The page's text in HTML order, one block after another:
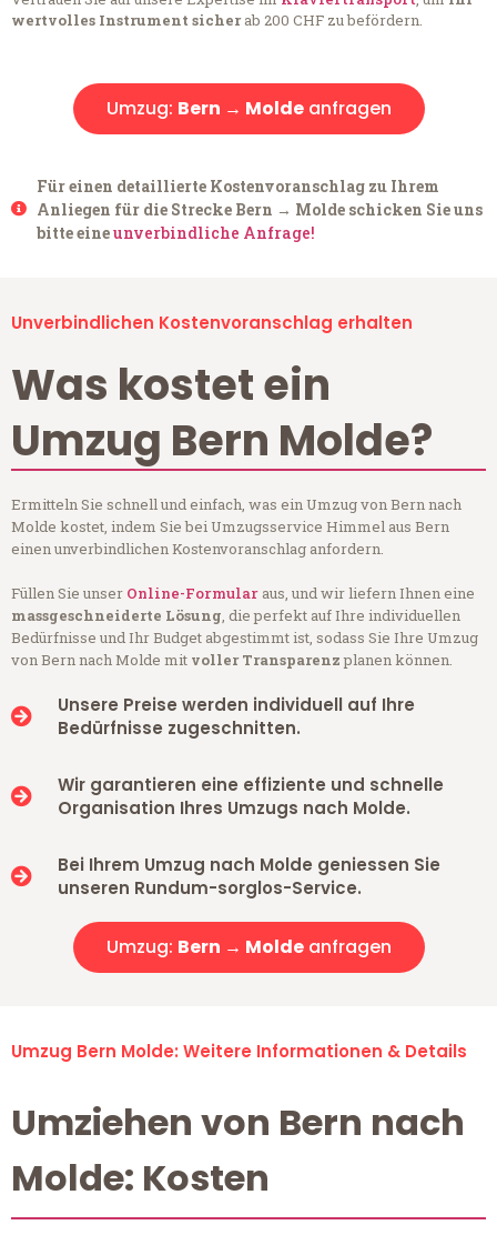
wertvolles Instrument sicherab 200 CHF zu befördern.
Umzug: Bern → Moldeanfragen
Für einen detaillierte Kostenvoranschlag zu Ihrem
Anliegen für die Strecke Bern → Molde schicken Sie uns
bitte eineunverbindliche Anfrage!
Unverbindlichen Kostenvoranschlag erhalten
Was kostet ein
Umzug Bern Molde?
Ermitteln Sie schnell und einfach, was ein Umzug von Bern nach
Molde kostet, indem Sie bei Umzugsservice Himmel aus Bern
einen unverbindlichen Kostenvoranschlag anfordern.
Füllen Sie unser Online-Formular aus, und wir liefern Ihnen eine
massgeschneiderte Lösung, die perfekt auf Ihre individuellen
Bedürfnisse und Ihr Budget abgestimmt ist, sodass Sie Ihre Umzug
von Bern nach Molde mit voller Transparenzplanen können.
Unsere Preise werden individuell auf Ihre
Bedürfnisse zugeschnitten.
Wir garantieren eine effiziente und schnelle
Organisation Ihres Umzugs nach Molde.
Bei Ihrem Umzug nach Molde geniessen Sie
unseren Rundum-sorglos-Service.
Umzug: Bern → Moldeanfragen
Umzug Bern Molde: Weitere Informationen & Details
Umziehen von Bern nach
Molde: Kosten